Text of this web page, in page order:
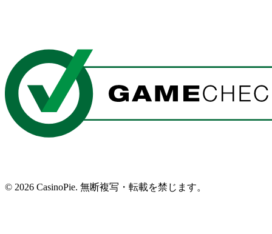
© 2026 CasinoPie. 無断複写・転載を禁じます。